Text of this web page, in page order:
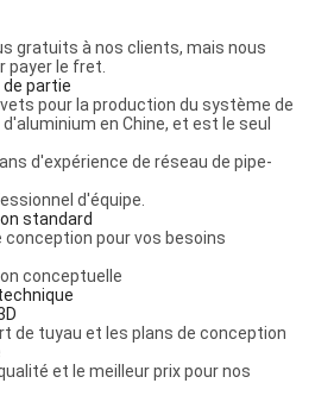
gratuits à nos clients, mais nous
payer le fret.
de partie
pour la production du système de
en Chine, et est le seul
d'expérience de réseau de pipe-
d'équipe.
standard
conception pour vos besoins
conceptuelle
de tuyau et les plans de conception
et le meilleur prix pour nos